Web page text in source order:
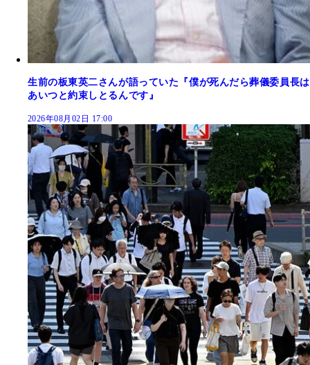
生前の板東英二さんが語っていた『僕が死んだら葬儀委員長は
あいつと約束しとるんです』
2026年08月02日 17:00